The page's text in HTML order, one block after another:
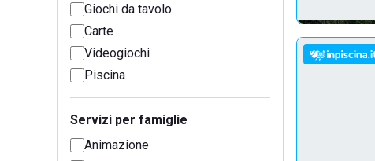
Giochi da tavolo
Carte
Videogiochi
Piscina
Servizi per famiglie
Animazione